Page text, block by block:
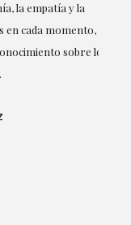
la empatía y la
cada momento,
sobre lo